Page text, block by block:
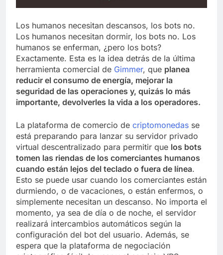
Los humanos necesitan descansos, los bots no.
Los humanos necesitan dormir, los bots no. Los
humanos se enferman, ¿pero los bots?
Exactamente. Esta es la idea detrás de la última
herramienta comercial de Gimmer, que planea
reducir el consumo de energía, mejorar la
seguridad de las operaciones y, quizás lo más
importante, devolverles la vida a los operadores.
La plataforma de comercio de criptomonedas se
está preparando para lanzar su servidor privado
virtual descentralizado para permitir que los bots
tomen las riendas de los comerciantes humanos
cuando están lejos del teclado o fuera de línea.
Esto se puede usar cuando los comerciantes están
durmiendo, o de vacaciones, o están enfermos, o
simplemente necesitan un descanso. No importa el
momento, ya sea de día o de noche, el servidor
realizará intercambios automáticos según la
configuración del bot del usuario. Además, se
espera que la plataforma de negociación